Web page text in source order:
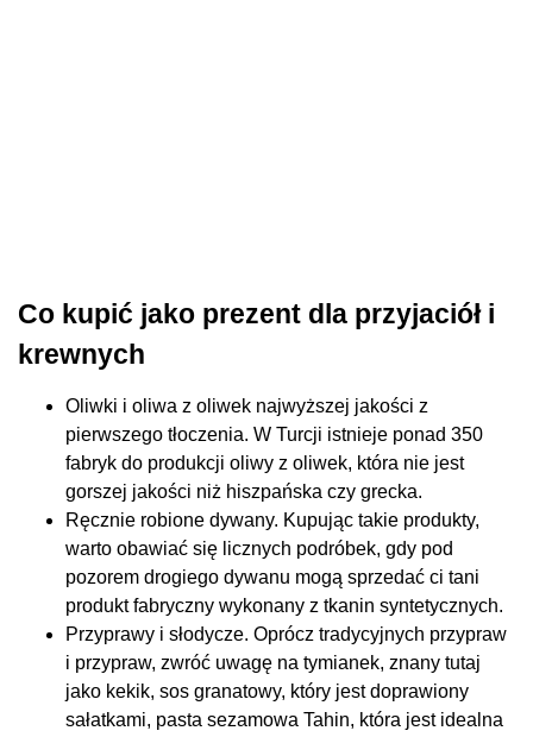
Co kupić jako prezent dla przyjaciół i
krewnych
Oliwki i oliwa z oliwek najwyższej jakości z
pierwszego tłoczenia. W Turcji istnieje ponad 350
fabryk do produkcji oliwy z oliwek, która nie jest
gorszej jakości niż hiszpańska czy grecka.
Ręcznie robione dywany. Kupując takie produkty,
warto obawiać się licznych podróbek, gdy pod
pozorem drogiego dywanu mogą sprzedać ci tani
produkt fabryczny wykonany z tkanin syntetycznych.
Przyprawy i słodycze. Oprócz tradycyjnych przypraw
i przypraw, zwróć uwagę na tymianek, znany tutaj
jako kekik, sos granatowy, który jest doprawiony
sałatkami, pasta sezamowa Tahin, która jest idealna